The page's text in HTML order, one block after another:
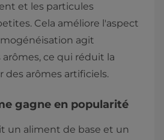
et les particules
Cela améliore l'aspect
agit
ce qui réduit la
des arômes artificiels.
gagne en popularité
un aliment de base et un